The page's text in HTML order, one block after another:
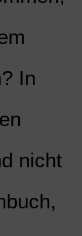
In
nicht